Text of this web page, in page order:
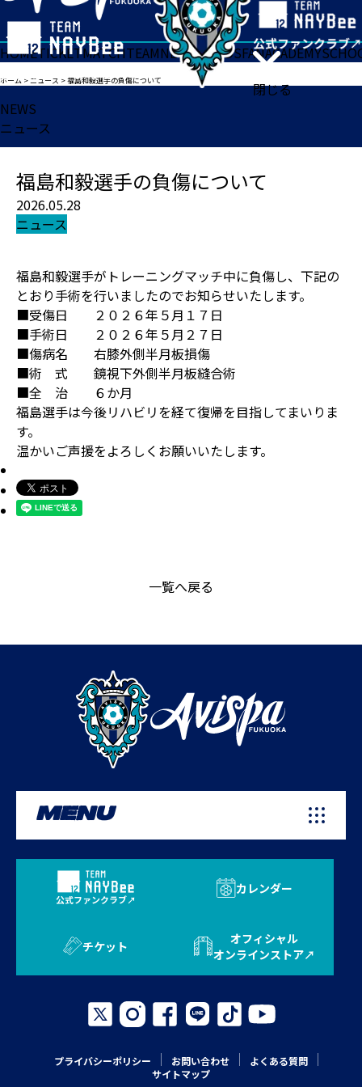
閉じる
HOMETICKETMATCHTEAMNEWSGOODSFANACADEMY
ホーム >ニュース >福島和毅選手の負傷について
NEWS
ニュース
福島和毅選手の負傷について
2026.05.28
ニュース
福島和毅選手がトレーニングマッチ中に負傷し、下記の
とおり手術を行いましたのでお知らせいたします。
■受傷日 ２０２６年５月１７日
■手術日 ２０２６年５月２７日
■傷病名 右膝外側半月板損傷
■術 式 鏡視下外側半月板縫合術
■全 治 ６か月
福島選手は今後リハビリを経て復帰を目指してまいりま
す。
温かいご声援をよろしくお願いいたします。
一覧へ戻る
MENU
公式ファンクラブ
カレンダー
チケット
オフィシャル
オンラインストア
プライバシーポリシー お問い合わせ
よくある質問
サイトマップ